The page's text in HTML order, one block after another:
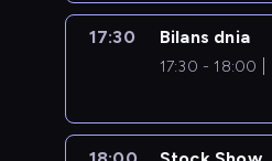
17:30 Bilans dnia
17:30 - 18:00